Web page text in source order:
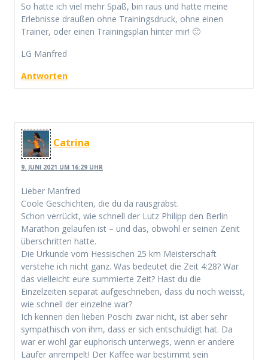
So hatte ich viel mehr Spaß, bin raus und hatte meine
Erlebnisse draußen ohne Trainingsdruck, ohne einen
Trainer, oder einen Trainingsplan hinter mir! 🙂
LG Manfred
Antworten
Catrina
9. JUNI 2021 UM 16:29 UHR
Lieber Manfred
Coole Geschichten, die du da rausgräbst.
Schon verrückt, wie schnell der Lutz Philipp den Berlin
Marathon gelaufen ist – und das, obwohl er seinen Zenit
überschritten hatte.
Die Urkunde vom Hessischen 25 km Meisterschaft
verstehe ich nicht ganz. Was bedeutet die Zeit 4:28? War
das vielleicht eure summierte Zeit? Hast du die
Einzelzeiten separat aufgeschrieben, dass du noch weisst,
wie schnell der einzelne war?
Ich kennen den lieben Poschi zwar nicht, ist aber sehr
sympathisch von ihm, dass er sich entschuldigt hat. Da
war er wohl gar euphorisch unterwegs, wenn er andere
Läufer anrempelt! Der Kaffee war bestimmt sein